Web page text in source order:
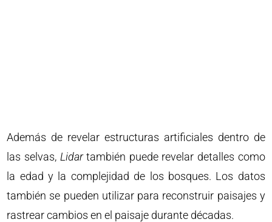
Además de revelar estructuras artificiales dentro de
las selvas, Lidartambién puede revelar detalles como
la edad y la complejidad de los bosques. Los datos
también se pueden utilizar para reconstruir paisajes y
rastrear cambios en el paisaje durante décadas.